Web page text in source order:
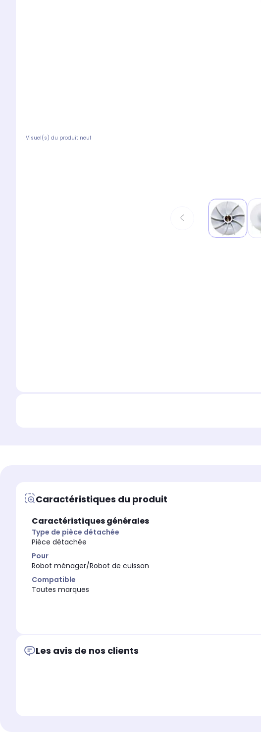
Visuel(s) du produit neuf
Caractéristiques du produit
Caractéristiques générales
Type de pièce détachée
Pièce détachée
Pour
Robot ménager/Robot de cuisson
Compatible
Toutes marques
Les avis de nos clients